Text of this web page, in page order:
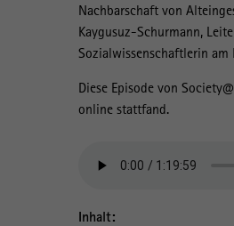
Nachbarschaft von
Kaygusuz-Schurmann,
Sozialwissenschaftlerin am
Diese Episode von
online stattfand.
Inhalt: